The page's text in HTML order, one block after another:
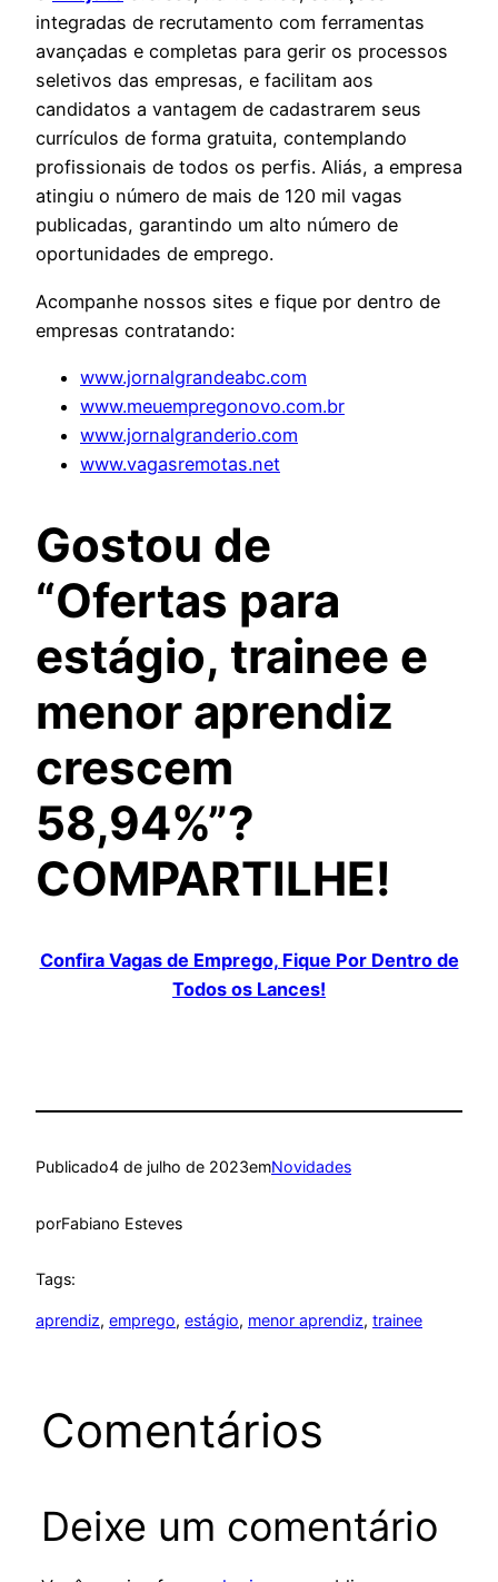
integradas de recrutamento com ferramentas
avançadas e completas para gerir os processos
seletivos das empresas, e facilitam aos
candidatos a vantagem de cadastrarem seus
currículos de forma gratuita, contemplando
profissionais de todos os perfis. Aliás, a empresa
atingiu o número de mais de 120 mil vagas
publicadas, garantindo um alto número de
oportunidades de emprego.
Acompanhe nossos sites e fique por dentro de
empresas contratando:
www.jornalgrandeabc.com
www.meuempregonovo.com.br
www.jornalgranderio.com
www.vagasremotas.net
Gostou de
“Ofertas para
estágio, trainee e
menor aprendiz
crescem
58,94%”?
COMPARTILHE!
Confira Vagas de Emprego, Fique Por Dentro de
Todos os Lances!
Publicado4 de julho de 2023emNovidades
porFabiano Esteves
Tags:
aprendiz, emprego, estágio, menor aprendiz, trainee
Comentários
Deixe um comentário